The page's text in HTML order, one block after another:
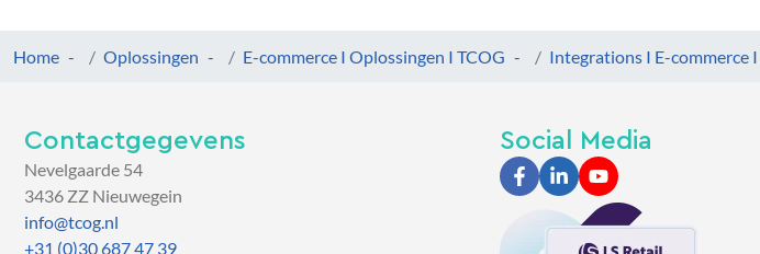
Home Oplossingen E-commerce I Oplossingen I TCOG Integrations I E-commerce I
Contactgegevens
Nevelgaarde 54
3436 ZZ Nieuwegein
info@tcog.nl
+31 (0)30 687 47 39
Social Media